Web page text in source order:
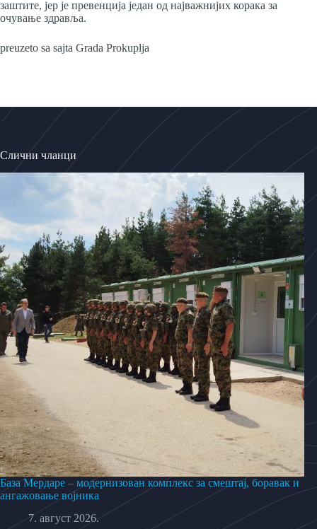
заштите, јер је превенција један од најважнијих корака за
очување здравља.
preuzeto sa sajta Grada Prokuplja
Слични чланци
База Мердаре – модернизован комплекс за смештај, боравак и
ангажовање војника
7. август 2026.